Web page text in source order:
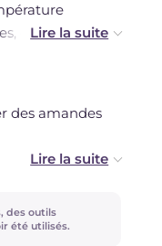
dans un
des amandes
pincée
tant qu'elles
des outils
été utilisés.